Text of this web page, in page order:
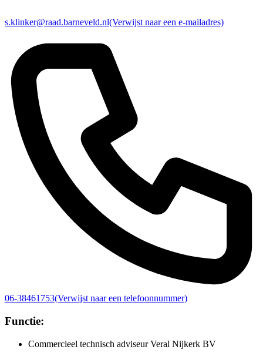
s.klinker@raad.barneveld.nl(Verwijst naar een e-mailadres)
06-38461753(Verwijst naar een telefoonnummer)
Functie:
Commercieel technisch adviseur Veral Nijkerk BV